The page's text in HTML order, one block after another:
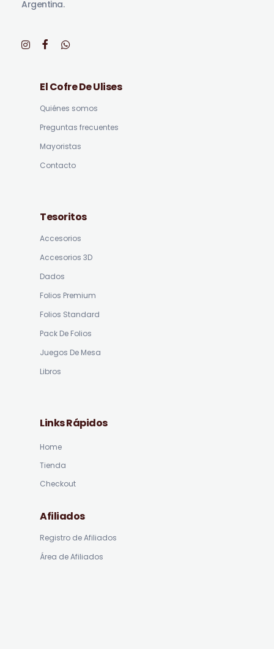
Argentina.
El Cofre De Ulises
Quiénes somos
Preguntas frecuentes
Mayoristas
Contacto
Tesoritos
Accesorios
Accesorios 3D
Dados
Folios Premium
Folios Standard
Pack De Folios
Juegos De Mesa
Libros
Links Rápidos
Home
Tienda
Checkout
Afiliados
Registro de Afiliados
Área de Afiliados